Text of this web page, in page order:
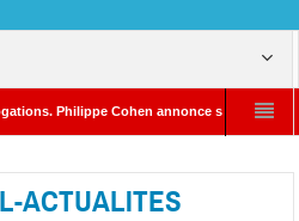
Cohen annonce se réserver le droit
ACTUALITES